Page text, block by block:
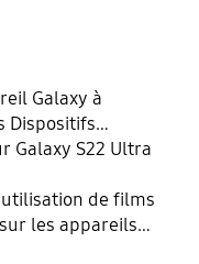
Galaxy à
Dispositifs
Galaxy S22 Ultra
de films
les appareils